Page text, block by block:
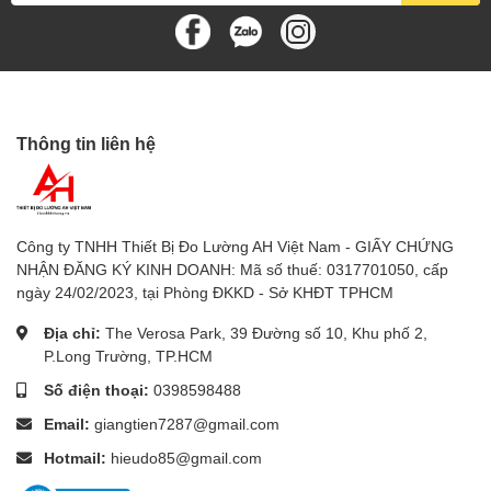
🔔 Chế độ Báo động (Alarm)
Ngưỡng nhiệt độ thấp (Cool Down)
Giúp kiểm soát nhiệt độ bảo quản thực phẩm theo tiêu
chuẩn HACCP.
📊 Bộ nhớ MAX / MIN
Tự động lưu và hiển thị:
Nhiệt độ cao nhất (MAX)
Nhiệt độ thấp nhất (MIN)
⚙ Tính năng hiệu chuẩn (CAL)
Thông tin liên hệ
Công ty TNHH Thiết Bị Đo Lường AH Việt Nam - GIẤY CHỨNG
NHẬN ĐĂNG KÝ KINH DOANH: Mã số thuế: 0317701050, cấp
ngày 24/02/2023, tại Phòng ĐKKD - Sở KHĐT TPHCM
Địa chỉ: The Verosa Park, 39 Đường số 10, Khu phố 2,
P.Long Trường, TP.HCM
Số điện thoại: 0398598488
Email: giangtien7287@gmail.com
Hotmail: hieudo85@gmail.com